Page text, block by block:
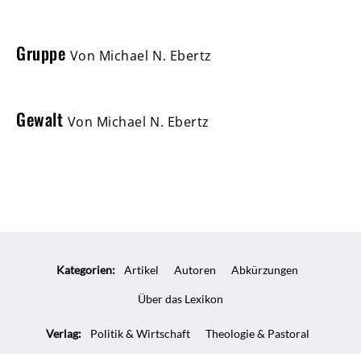
Gruppe Von Michael N. Ebertz
Gewalt Von Michael N. Ebertz
Kategorien: Artikel Autoren Abkürzungen
Über das Lexikon
Verlag: Politik & Wirtschaft Theologie & Pastoral